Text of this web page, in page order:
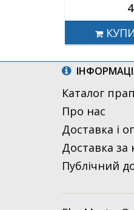
Каталог
Про нас
Доставка і
Доставка за
Публічний